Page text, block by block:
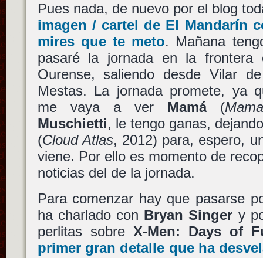
Pues nada, de nuevo por el blog
imagen / cartel de El Mandarín
mires que te meto. Mañana
pasaré la jornada en la frontera
Ourense, saliendo desde Vilar
Mestas. La jornada promete, ya
me vaya a ver Mamá(Mama
Muschietti, le tengo ganas,
(Cloud Atlas, 2012) para, espero,
viene. Por ello es momento de
noticias del de la jornada.
Para comenzar hay que pasarse
ha charlado con Bryan Singer y
perlitas sobre X-Men: Days of
primer gran detalle que ha